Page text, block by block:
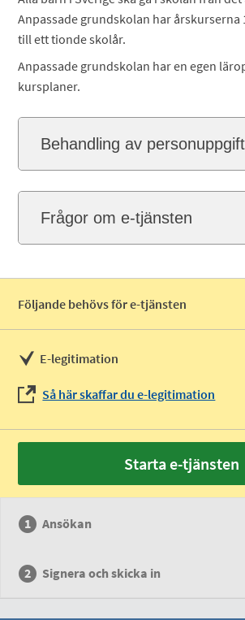
Anpassade grundskolan har årskurserna
till ett tionde skolår.
Anpassade grundskolan har en egen
kursplaner.
Behandling av
Frågor om e-tjänsten
Följande behövs för e-tjänsten
E-legitimation
Så här skaffar du e-legitimation
Starta e-tjänsten
Ansökan
Signera och skicka in